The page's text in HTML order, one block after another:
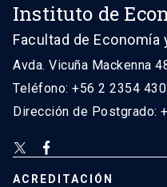
Instituto de
Facultad de Economía
Avda. Vicuña Mackenna
Teléfono: +56 2 2354
Dirección de Postgrado:
ACREDITACIÓN